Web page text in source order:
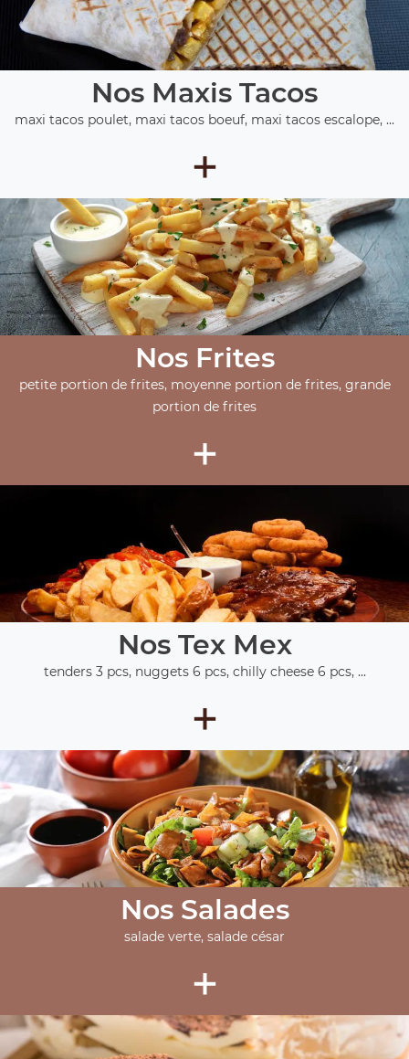
Nos Maxis Tacos
maxi tacos poulet, maxi tacos boeuf, maxi tacos escalope, ...
+
Nos Frites
petite portion de frites, moyenne portion de frites, grande
portion de frites
+
Nos Tex Mex
tenders 3 pcs, nuggets 6 pcs, chilly cheese 6 pcs, ...
+
Nos Salades
salade verte, salade césar
+